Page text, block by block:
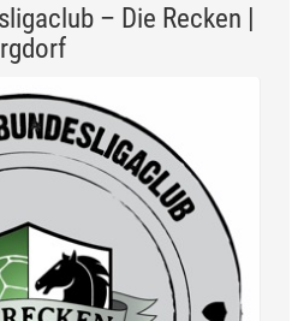
– Die Recken |